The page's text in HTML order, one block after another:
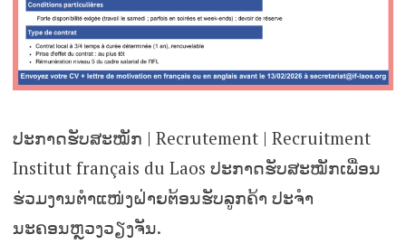
ປະກາດຮັບສະໝັກ | Recrutement | Recruitment
Institut français du Laos ປະກາດຮັບສະໝັກເພື່ອນ
ຮ່ວມງານຕຳແໜ່ງຝ່າຍຕ້ອນຮັບລູກຄ້າ ປະຈຳ
ນະຄອນຫຼວງວຽງຈັນ.